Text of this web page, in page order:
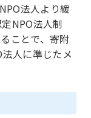
法人より緩
NPO法人制
ことで、寄附
人に準じたメ